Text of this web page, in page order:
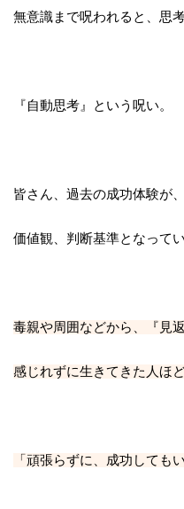
無意識まで呪われると、思
『自動思考』という呪い。
皆さん、過去の成功体験が、
価値観、判断基準となってい
毒親や周囲などから、『見
感じれずに生きてきた人ほど
「頑張らずに、成功しても